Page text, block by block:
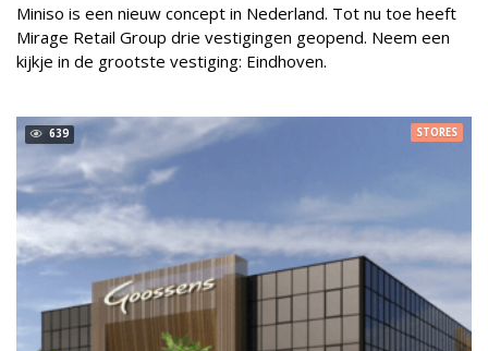
Miniso is een nieuw concept in Nederland. Tot nu toe heeft
Mirage Retail Group drie vestigingen geopend. Neem een
kijkje in de grootste vestiging: Eindhoven.
639 STORES